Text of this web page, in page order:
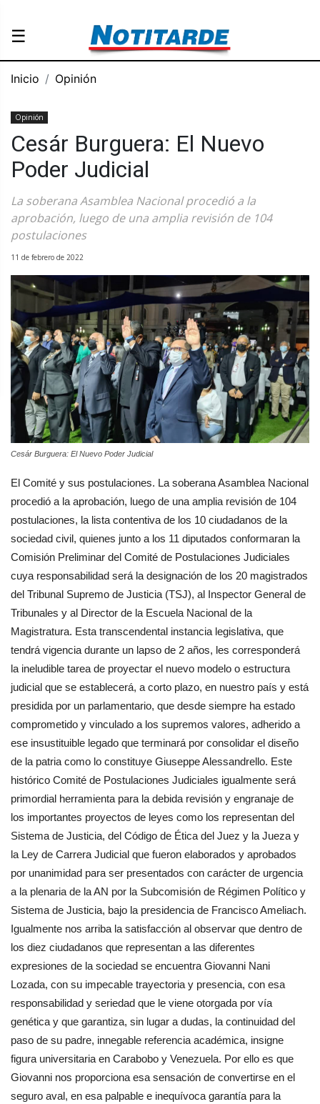
☰
Inicio Opinión
Opinión
Cesár Burguera: El Nuevo
Poder Judicial
La soberana Asamblea Nacional procedió a la
aprobación, luego de una amplia revisión de 104
postulaciones
11 de febrero de 2022
Cesár Burguera: El Nuevo Poder Judicial
El Comité y sus postulaciones. La soberana Asamblea Nacional
procedió a la aprobación, luego de una amplia revisión de 104
postulaciones, la lista contentiva de los 10 ciudadanos de la
sociedad civil, quienes junto a los 11 diputados conformaran la
Comisión Preliminar del Comité de Postulaciones Judiciales
cuya responsabilidad será la designación de los 20 magistrados
del Tribunal Supremo de Justicia (TSJ), al Inspector General de
Tribunales y al Director de la Escuela Nacional de la
Magistratura. Esta transcendental instancia legislativa, que
tendrá vigencia durante un lapso de 2 años, les corresponderá
la ineludible tarea de proyectar el nuevo modelo o estructura
judicial que se establecerá, a corto plazo, en nuestro país y está
presidida por un parlamentario, que desde siempre ha estado
comprometido y vinculado a los supremos valores, adherido a
ese insustituible legado que terminará por consolidar el diseño
de la patria como lo constituye Giuseppe Alessandrello. Este
histórico Comité de Postulaciones Judiciales igualmente será
primordial herramienta para la debida revisión y engranaje de
los importantes proyectos de leyes como los representan del
Sistema de Justicia, del Código de Ética del Juez y la Jueza y
la Ley de Carrera Judicial que fueron elaborados y aprobados
por unanimidad para ser presentados con carácter de urgencia
a la plenaria de la AN por la Subcomisión de Régimen Político y
Sistema de Justicia, bajo la presidencia de Francisco Ameliach.
Igualmente nos arriba la satisfacción al observar que dentro de
los diez ciudadanos que representan a las diferentes
expresiones de la sociedad se encuentra Giovanni Nani
Lozada, con su impecable trayectoria y presencia, con esa
responsabilidad y seriedad que le viene otorgada por vía
genética y que garantiza, sin lugar a dudas, la continuidad del
paso de su padre, innegable referencia académica, insigne
figura universitaria en Carabobo y Venezuela. Por ello es que
Giovanni nos proporciona esa sensación de convertirse en el
seguro aval, en esa palpable e inequívoca garantía para la